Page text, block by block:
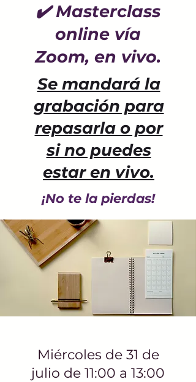
✔️ Masterclass
online vía
Zoom, en vivo.
Se mandará la
grabación para
repasarla o por
si no puedes
estar en vivo.
¡No te la pierdas!
Miércoles de 31 de
julio de 11:00 a 13:00